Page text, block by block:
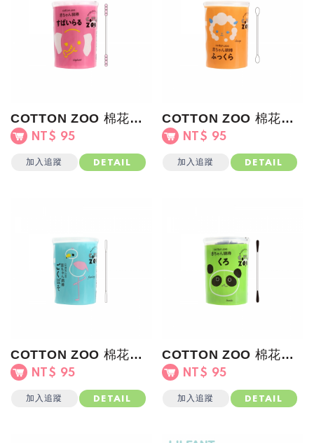
COTTON ZOO 棉花棒(螺旋)粉罐
NT$ 95
加入追蹤 DETAIL
COTTON ZOO 棉花棒(吸水強)橘罐
NT$ 95
加入追蹤 DETAIL
COTTON ZOO 棉花棒(極細頭)藍罐
NT$ 95
加入追蹤 DETAIL
COTTON ZOO 棉花棒(黑棉頭)綠罐
NT$ 95
加入追蹤 DETAIL